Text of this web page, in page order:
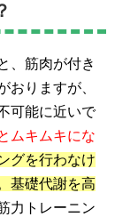
、筋肉が付き
おりますが、
可能に近いで
ムキムキにな
グを行わなけ
基礎代謝を高
力トレーニン